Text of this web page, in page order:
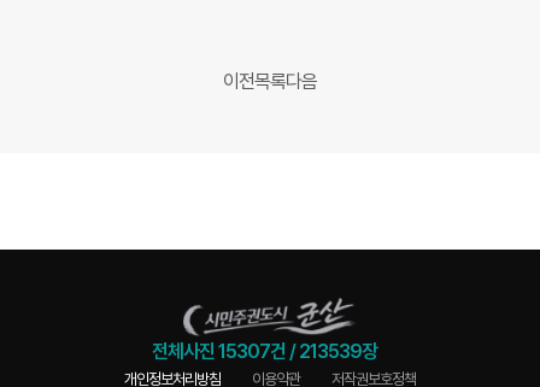
이전목록다음
전체사진 15307건 /213539장
개인정보처리방침 이용약관 저작권보호정책